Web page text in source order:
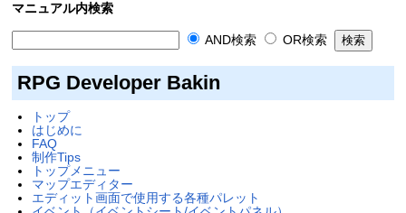
マニュアル内検索
AND検索 OR検索
RPG Developer Bakin
トップ
はじめに
FAQ
制作Tips
トップメニュー
マップエディター
エディット画面で使用する各種パレット